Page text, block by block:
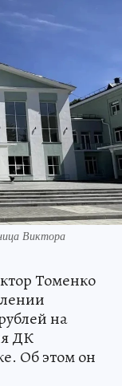
Виктора
Томенко
на
ДК
Об этом он